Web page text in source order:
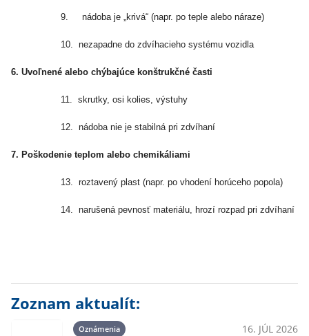
9. nádoba je „krivá“ (napr. po teple alebo náraze)
10. nezapadne do zdvíhacieho systému vozidla
6. Uvoľnené alebo chýbajúce konštrukčné časti
11. skrutky, osi kolies, výstuhy
12. nádoba nie je stabilná pri zdvíhaní
7. Poškodenie teplom alebo chemikáliami
13. roztavený plast (napr. po vhodení horúceho popola)
14. narušená pevnosť materiálu, hrozí rozpad pri zdvíhaní
Zoznam aktualít:
Oznámenia 16. JÚL 2026